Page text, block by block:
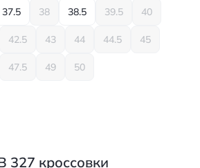
37.5 38 38.5 39.5 40
42.5 43 44 44.5 45
47.5 49 50
327 кроссовки